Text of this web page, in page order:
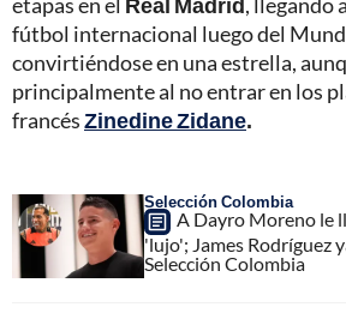
fútbol internacional luego del
convirtiéndose en una estrella,
principalmente al no entrar en los
francésZinedine Zidane.
Selección Colombia
A Dayro Moreno le
'lujo'; James Rodríguez
Selección Colombia